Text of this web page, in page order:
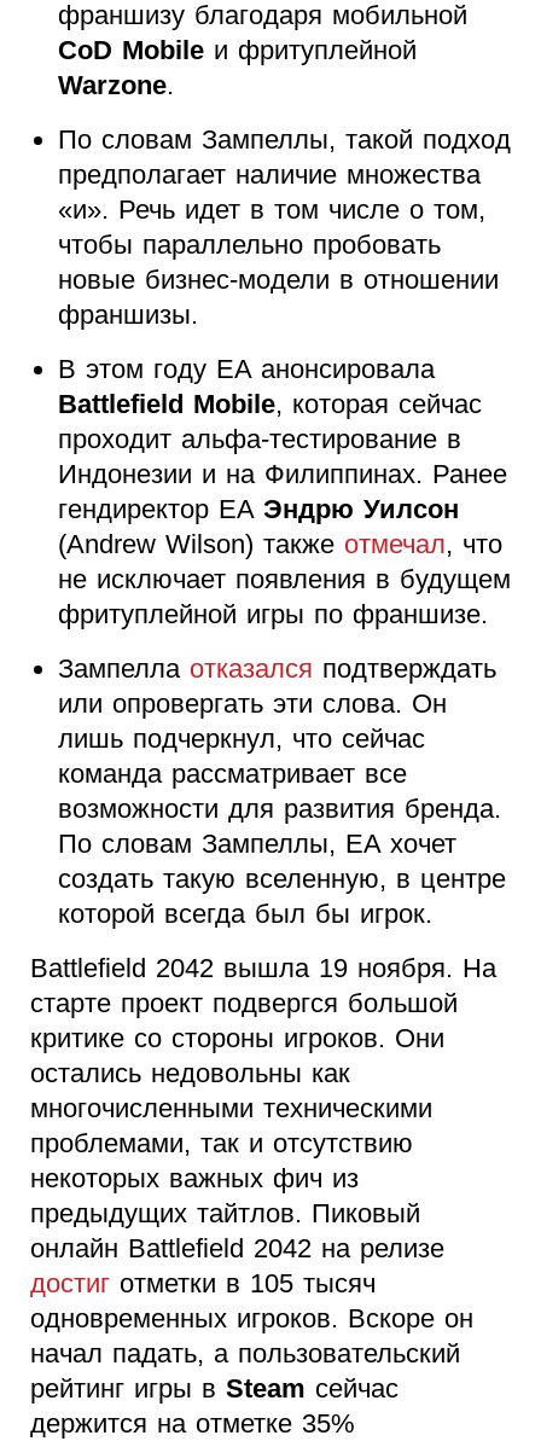
франшизу благодаря мобильной
CoD Mobileи фритуплейной
Warzone.
По словам Зампеллы, такой подход
предполагает наличие множества
«и». Речь идет в том числе о том,
чтобы параллельно пробовать
новые бизнес-модели в отношении
франшизы.
В этом году EA анонсировала
Battlefield Mobile, которая сейчас
проходит альфа-тестирование в
Индонезии и на Филиппинах. Ранее
гендиректор EA Эндрю Уилсон
(Andrew Wilson) также отмечал, что
не исключает появления в будущем
фритуплейной игры по франшизе.
Зампелла отказался подтверждать
или опровергать эти слова. Он
лишь подчеркнул, что сейчас
команда рассматривает все
возможности для развития бренда.
По словам Зампеллы, EA хочет
создать такую вселенную, в центре
которой всегда был бы игрок.
Battlefield 2042 вышла 19 ноября. На
старте проект подвергся большой
критике со стороны игроков. Они
остались недовольны как
многочисленными техническими
проблемами, так и отсутствию
некоторых важных фич из
предыдущих тайтлов. Пиковый
онлайн Battlefield 2042 на релизе
достиг отметки в 105 тысяч
одновременных игроков. Вскоре он
начал падать, а пользовательский
рейтинг игры в Steam сейчас
держится на отметке 35%